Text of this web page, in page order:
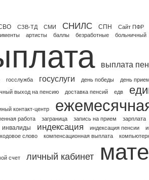
СЗВ-ТД СМИ СНИЛС СПН Сайт ПФР
артисты баллы безработные больничный
выплата
госслужба госуслуги день победы
день
выход на пенсию доставка пенсий едв
контакт-центр
работа заграница запись на прием
зарплата
инвалиды индексация индексация пенсии
кодовое слово компенсационная выплата
счет личный кабинет